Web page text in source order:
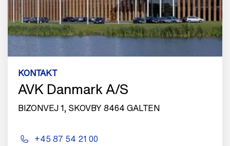
KONTAKT
AVK Danmark A/S
BIZONVEJ 1, SKOVBY 8464 GALTEN
+45 87 54 21 00